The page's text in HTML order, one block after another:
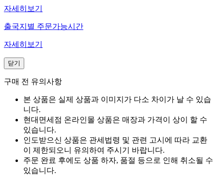
자세히보기
출국지별 주문가능시간
자세히보기
닫기
구매 전 유의사항
본 상품은 실제 상품과 이미지가 다소 차이가 날 수 있습
니다.
현대면세점 온라인몰 상품은 매장과 가격이 상이 할 수
있습니다.
인도받으신 상품은 관세법령 및 관련 고시에 따라 교환
이 제한되오니 유의하여 주시기 바랍니다.
주문 완료 후에도 상품 하자, 품절 등으로 인해 취소될 수
있습니다.